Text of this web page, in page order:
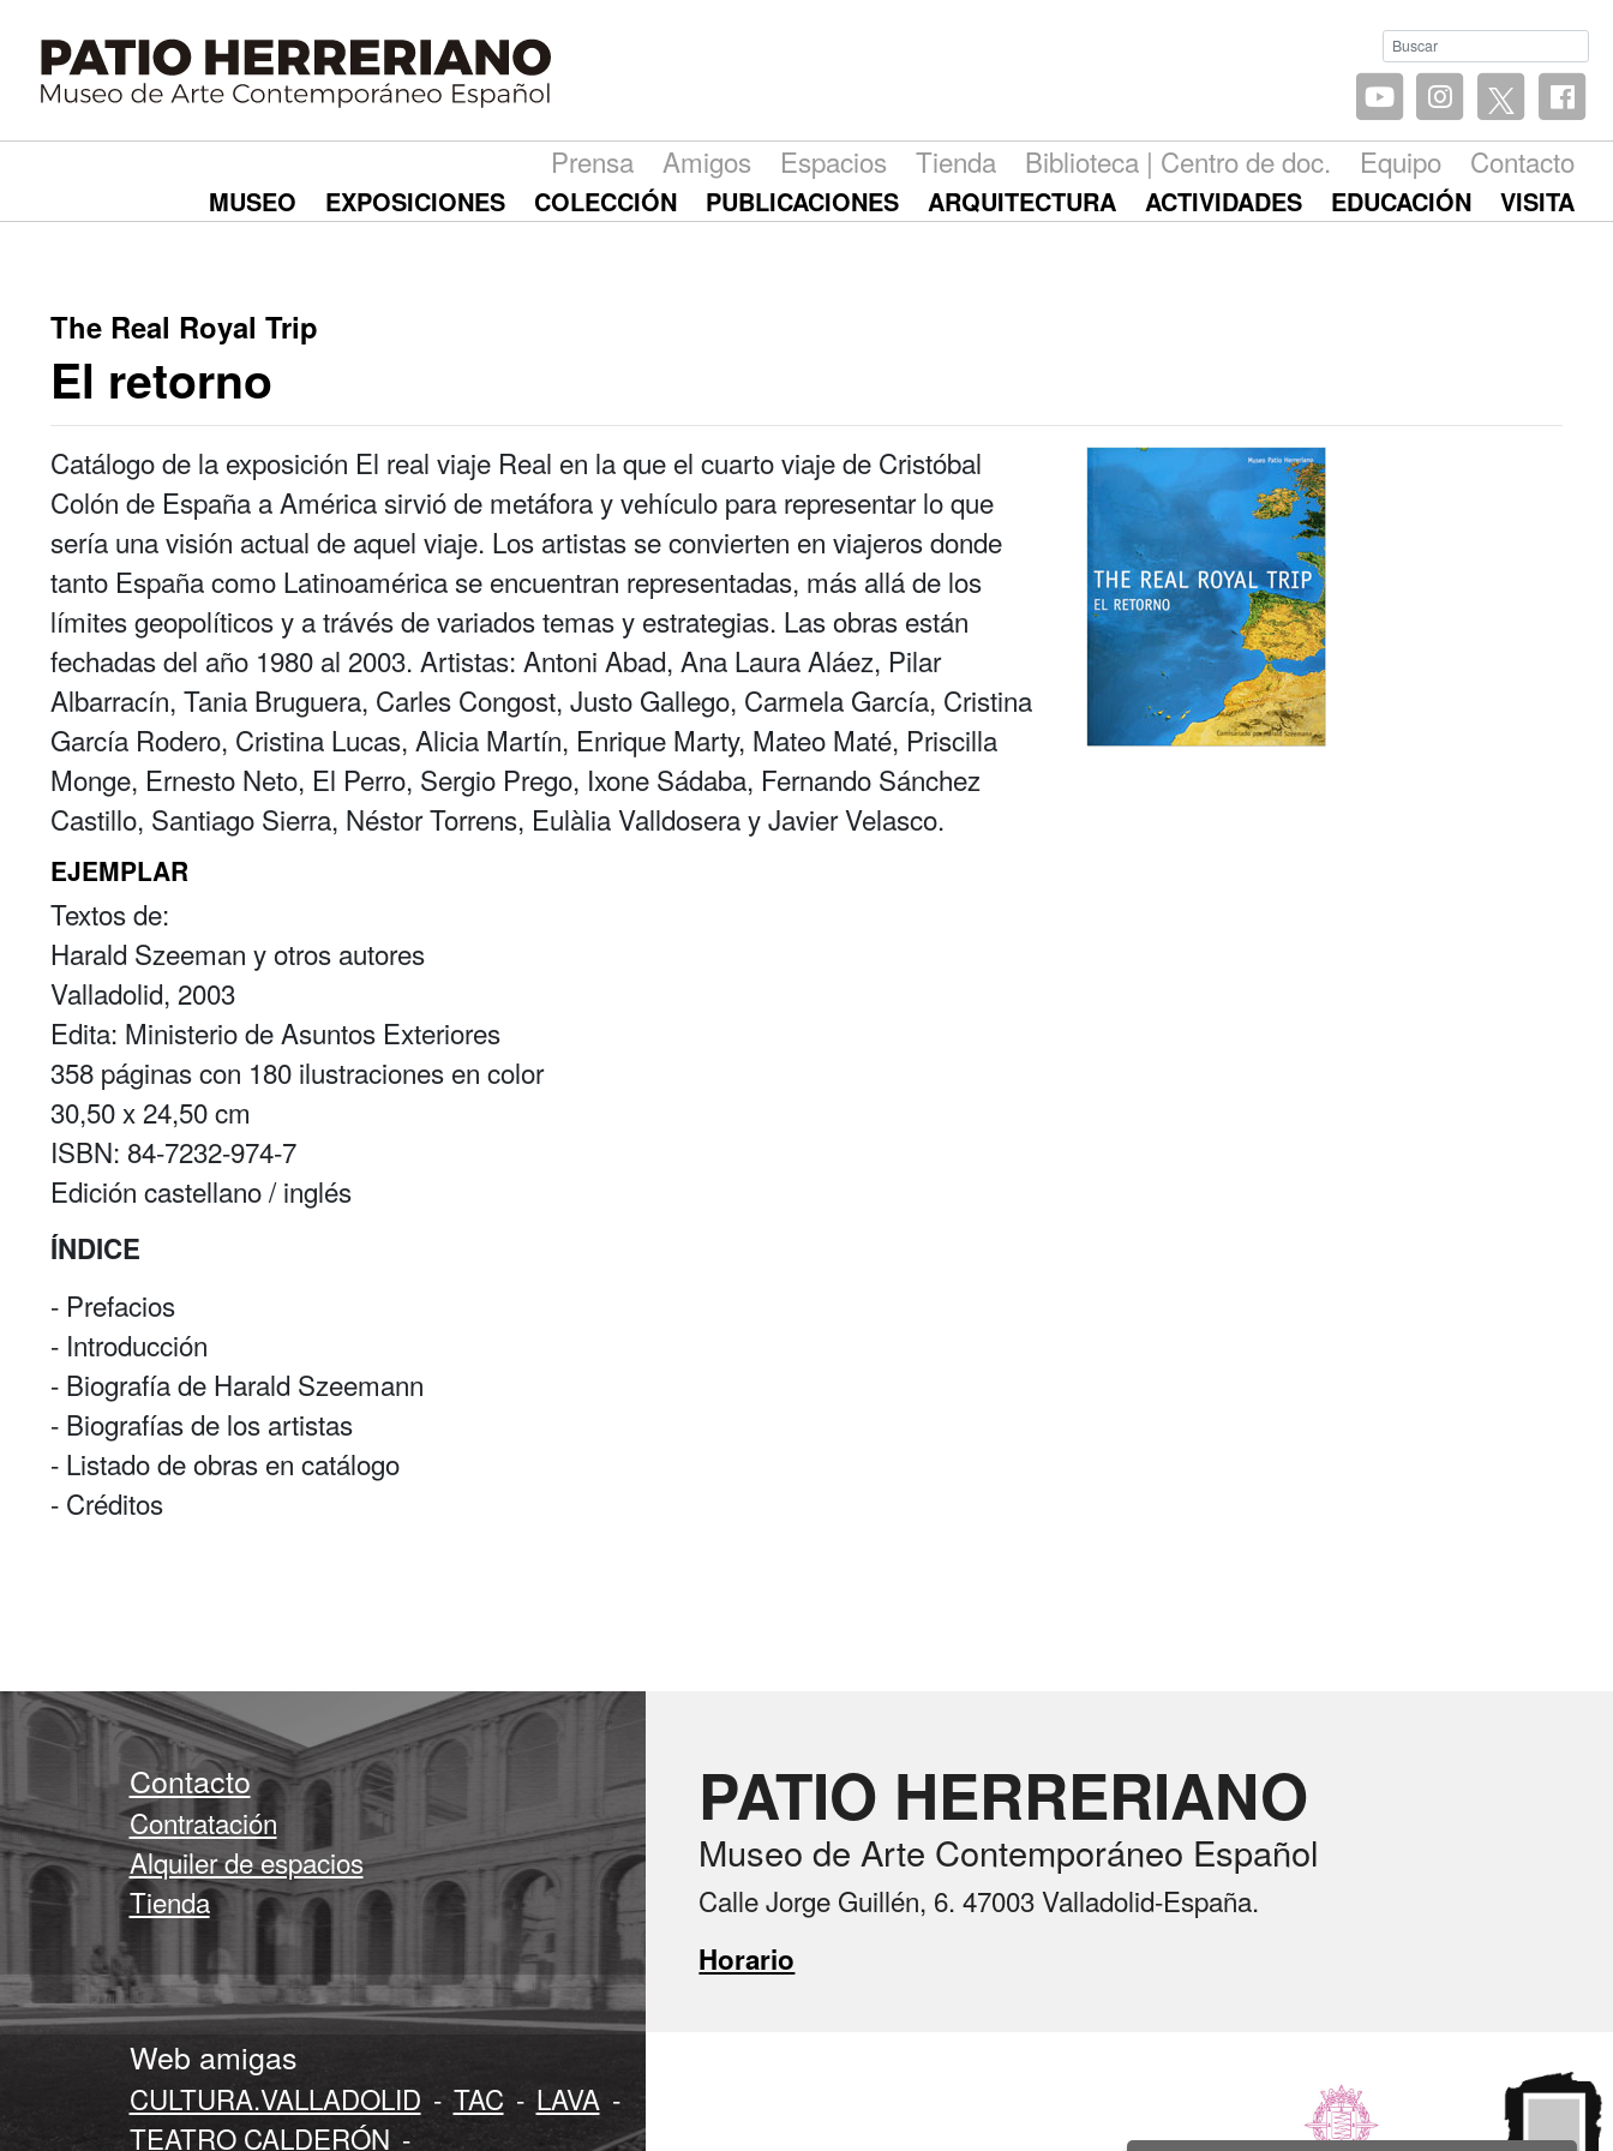
Prensa Amigos Espacios Tienda Biblioteca | Centro de doc. Equipo Contacto
MUSEO EXPOSICIONES COLECCIÓN PUBLICACIONES ARQUITECTURA ACTIVIDADES EDUCACIÓN VISITA
The Real Royal Trip
El retorno
Catálogo de la exposición El real viaje Real en la que el cuarto viaje de Cristóbal
Colón de España a América sirvió de metáfora y vehículo para representar lo que
sería una visión actual de aquel viaje. Los artistas se convierten en viajeros donde
tanto España como Latinoamérica se encuentran representadas, más allá de los
límites geopolíticos y a trávés de variados temas y estrategias. Las obras están
fechadas del año 1980 al 2003. Artistas: Antoni Abad, Ana Laura Aláez, Pilar
Albarracín, Tania Bruguera, Carles Congost, Justo Gallego, Carmela García, Cristina
García Rodero, Cristina Lucas, Alicia Martín, Enrique Marty, Mateo Maté, Priscilla
Monge, Ernesto Neto, El Perro, Sergio Prego, Ixone Sádaba, Fernando Sánchez
Castillo, Santiago Sierra, Néstor Torrens, Eulàlia Valldosera y Javier Velasco.
EJEMPLAR
Textos de:
Harald Szeeman y otros autores
Valladolid, 2003
Edita: Ministerio de Asuntos Exteriores
358 páginas con 180 ilustraciones en color
30,50 x 24,50 cm
ISBN: 84-7232-974-7
Edición castellano / inglés
ÍNDICE
- Prefacios
- Introducción
- Biografía de Harald Szeemann
- Biografías de los artistas
- Listado de obras en catálogo
- Créditos
Contacto
Contratación
Alquiler de espacios
Tienda
Web amigas
CULTURA.VALLADOLID - TAC - LAVA -
TEATRO CALDERÓN -
PATIO HERRERIANO
Museo de Arte Contemporáneo Español
Calle Jorge Guillén, 6. 47003 Valladolid-España.
Horario